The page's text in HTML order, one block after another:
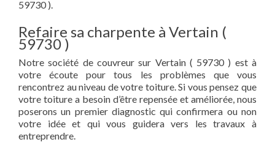
59730 ).
Refaire sa charpente à Vertain (
59730 )
Notre société de couvreur sur Vertain ( 59730 ) est à
votre écoute pour tous les problèmes que vous
rencontrez au niveau de votre toiture. Si vous pensez que
votre toiture a besoin d’être repensée et améliorée, nous
poserons un premier diagnostic qui confirmera ou non
votre idée et qui vous guidera vers les travaux à
entreprendre.